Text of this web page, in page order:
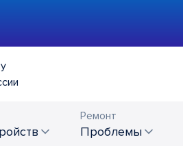
Ремонт
проблемы